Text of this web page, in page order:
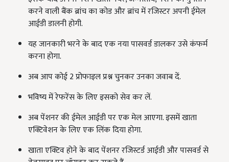
करने वाली बैंक ब्रांच का कोड और ब्रांच में रजिस्टर अपनी ईमेल
आईडी डालनी होगी.
यह जानकारी भरने के बाद एक नया पासवर्ड डालकर उसे कंफर्म
करना होगा.
अब आप कोई 2 प्रोफाइल प्रश्न चुनकर उनका जवाब दें.
भविष्य में रेफरेंस के लिए इसको सेव कर लें.
अब पेंशनर की ईमेल आईडी पर एक मेल आएगा. इसमें खाता
एक्टिवेशन के लिए एक लिंक दिया होगा.
खाता एक्टिव होने के बाद पेंशनर रजिस्टर्ड आईडी और पासवर्ड से